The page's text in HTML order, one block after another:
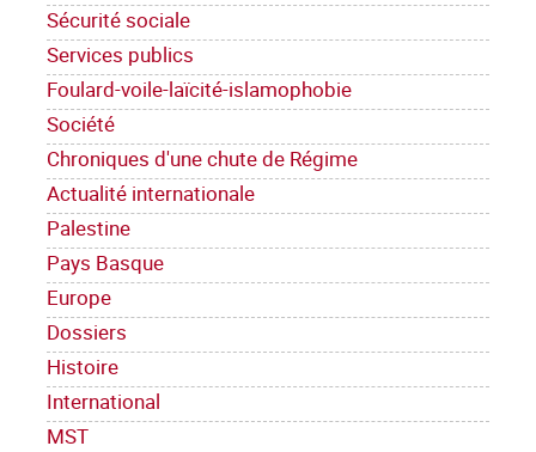
Sécurité sociale
Services publics
Foulard-voile-laïcité-islamophobie
Société
Chroniques d'une chute de Régime
Actualité internationale
Palestine
Pays Basque
Europe
Dossiers
Histoire
International
MST